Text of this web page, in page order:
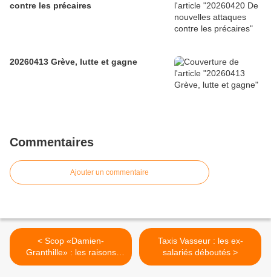
contre les précaires
20260413 Grève, lutte et gagne
Commentaires
Ajouter un commentaire
< Scop «Damien-
Granthille» : les raisons
d'un échec
Taxis Vasseur : les ex-
salariés déboutés >